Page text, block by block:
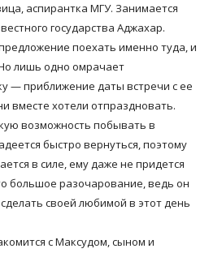
аспирантка МГУ. Занимается
государства Аджахар.
поехать именно туда, и
лишь одно омрачает
— приближение даты встречи с ее
вместе хотели отпраздновать.
возможность побывать в
быстро вернуться, поэтому
в силе, ему даже не придется
большое разочарование, ведь он
своей любимой в этот день
с Максудом, сыном и